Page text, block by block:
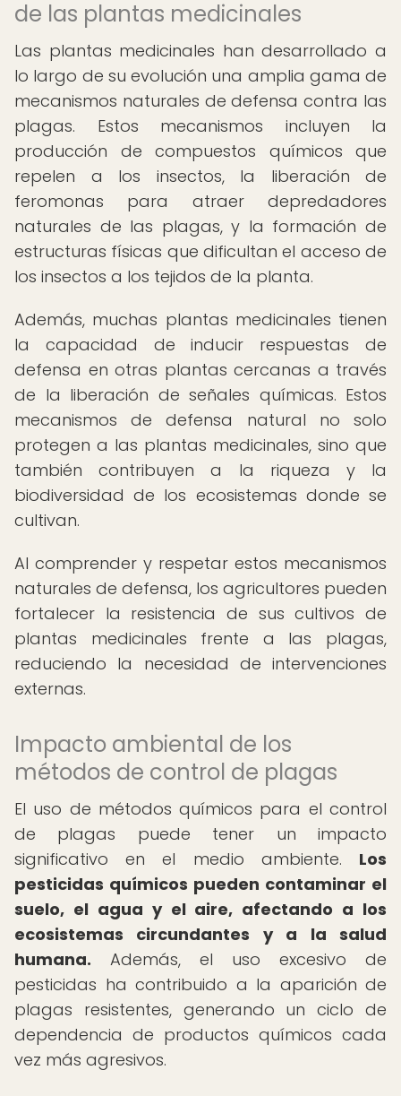
de las plantas medicinales
Las plantas medicinales han desarrollado a
lo largo de su evolución una amplia gama de
mecanismos naturales de defensa contra las
plagas. Estos mecanismos incluyen la
producción de compuestos químicos que
repelen a los insectos, la liberación de
feromonas para atraer depredadores
naturales de las plagas, y la formación de
estructuras físicas que dificultan el acceso de
los insectos a los tejidos de la planta.
Además, muchas plantas medicinales tienen
la capacidad de inducir respuestas de
defensa en otras plantas cercanas a través
de la liberación de señales químicas. Estos
mecanismos de defensa natural no solo
protegen a las plantas medicinales, sino que
también contribuyen a la riqueza y la
biodiversidad de los ecosistemas donde se
cultivan.
Al comprender y respetar estos mecanismos
naturales de defensa, los agricultores pueden
fortalecer la resistencia de sus cultivos de
plantas medicinales frente a las plagas,
reduciendo la necesidad de intervenciones
externas.
Impacto ambiental de los
métodos de control de plagas
El uso de métodos químicos para el control
de plagas puede tener un impacto
significativo en el medio ambiente. Los
pesticidas químicos pueden contaminar el
suelo, el agua y el aire, afectando a los
ecosistemas circundantes y a la salud
humana. Además, el uso excesivo de
pesticidas ha contribuido a la aparición de
plagas resistentes, generando un ciclo de
dependencia de productos químicos cada
vez más agresivos.